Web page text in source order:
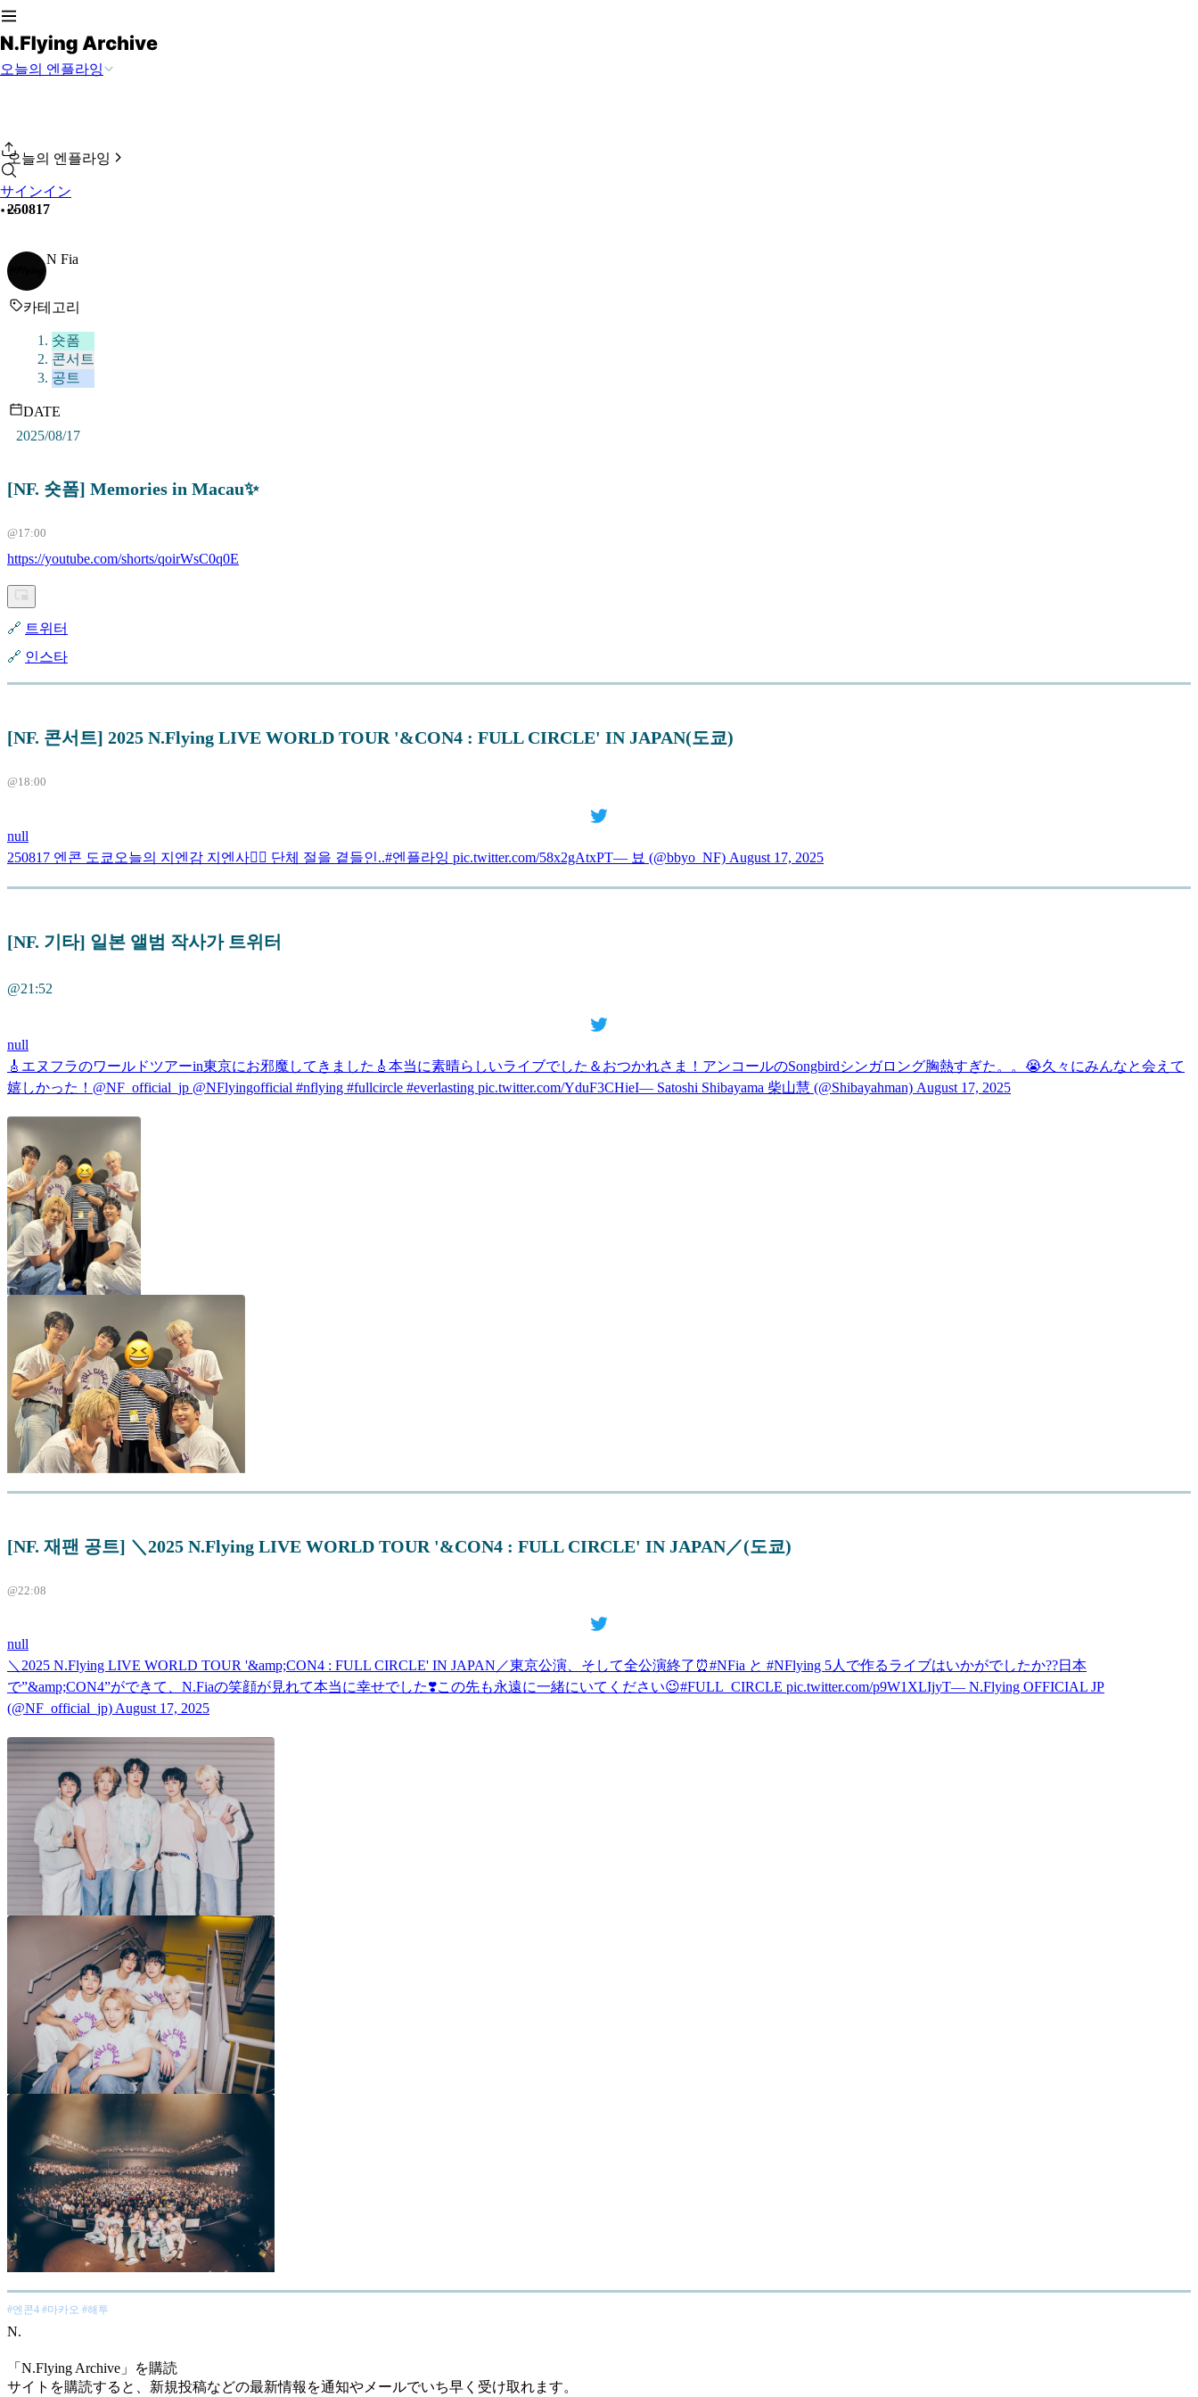
오늘의 엔플라잉
サインイン
오늘의 엔플라잉
250817
N Fia
카테고리
숏폼
콘서트
공트
DATE
2025/08/17
[NF. 숏폼] Memories in Macau✨
@17:00
https://youtube.com/shorts/qoirWsC0q0E
🔗 트위터
🔗 인스타
[NF. 콘서트] 2025 N.Flying LIVE WORLD TOUR '&CON4 : FULL CIRCLE' IN JAPAN(도쿄)
@18:00
null
250817 엔콘 도쿄오늘의 지엔감 지엔사❤️‍🔥 단체 절을 곁들인..#엔플라잉 pic.twitter.com/58x2gAtxPT— 뵤 (@bbyo_NF) August 17, 2025
[NF. 기타] 일본 앨범 작사가 트위터
@21:52
null
🎸エヌフラのワールドツアーin東京にお邪魔してきました🎸本当に素晴らしいライブでした＆おつかれさま！アンコールのSongbirdシンガロング胸熱すぎた。。😭久々にみんなと会えて
嬉しかった！@NF_official_jp @NFlyingofficial #nflying #fullcircle #everlasting pic.twitter.com/YduF3CHieI— Satoshi Shibayama 柴山慧 (@Shibayahman) August 17, 2025
[NF. 재팬 공트] ＼2025 N.Flying LIVE WORLD TOUR '&CON4 : FULL CIRCLE' IN JAPAN／(도쿄)
@22:08
null
＼2025 N.Flying LIVE WORLD TOUR '&amp;CON4 : FULL CIRCLE' IN JAPAN／東京公演、そして全公演終了⏰#NFia と #NFlying 5人で作るライブはいかがでしたか??日本
で”&amp;CON4”ができて、N.Fiaの笑顔が見れて本当に幸せでした❣️この先も永遠に一緒にいてください😉#FULL_CIRCLE pic.twitter.com/p9W1XLIjyT— N.Flying OFFICIAL JP
(@NF_official_jp) August 17, 2025
#엔콘4 #마카오 #해투
N.
「N.Flying Archive」を購読
サイトを購読すると、新規投稿などの最新情報を通知やメールでいち早く受け取れます。